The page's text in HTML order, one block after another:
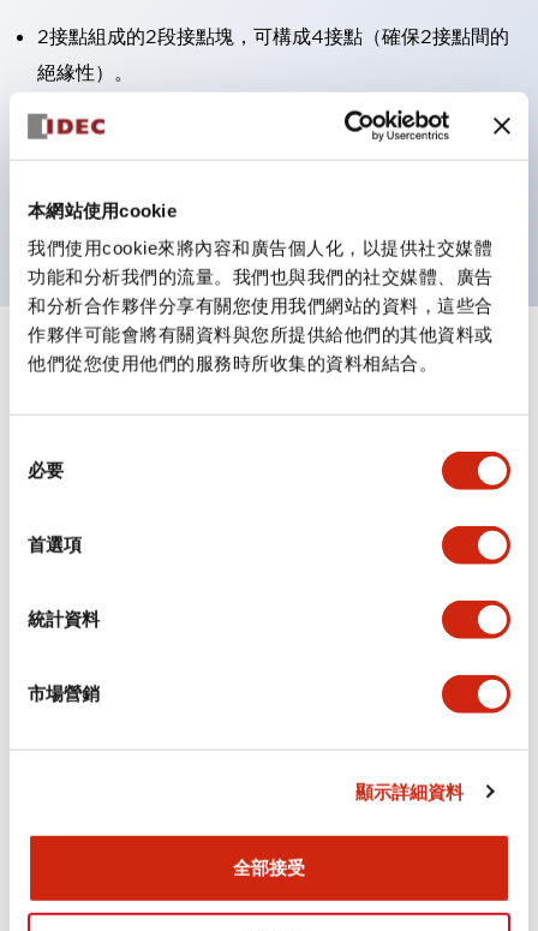
本網站使用cookie
我們使用cookie來將內容和廣告個人化，以提供社交媒體
功能和分析我們的流量。我們也與我們的社交媒體、廣告
和分析合作夥伴分享有關您使用我們網站的資料，這些合
作夥伴可能會將有關資料與您所提供給他們的其他資料或
他們從您使用他們的服務時所收集的資料相結合。
必要
首選項
統計資料
市場營銷
顯示詳細資料
全部接受
2接點組成的2段接點塊，可構成4接點（確保2接點間的
絕緣性）。
面板深度39.9mm（※11段接點塊）、59.9mm（※22段
接點塊）。可實現省空間設計。
防護結構
規格
審美規範
環境規範
功能規格
機械規格
型錄和宣傳手冊 CAD檔 認證與標準